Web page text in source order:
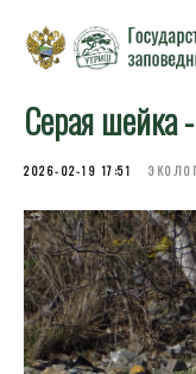
Серая шейка
2026-02-19 17:51